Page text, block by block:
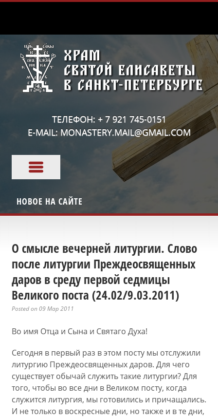
ТЕЛЕФОН: + 7 921 745-0151
E-MAIL: MONASTERY.MAIL@GMAIL.COM
НОВОЕ НА САЙТЕ
О смысле вечерней литургии. Слово
после литургии Преждеосвященных
даров в среду первой седмицы
Великого поста (24.02/9.03.2011)
Posted on 09 Мар 2011
Во имя Отца и Сына и Святаго Духа!
Сегодня в первый раз в этом посту мы отслужили
литургию Преждеосвященных даров. Для чего
существует обычай служить такие литургии? Для
того, чтобы во все дни в Великом посту, когда
служится литургия, мы готовились и причащались.
И не только в воскресные дни, но также и в те дни,